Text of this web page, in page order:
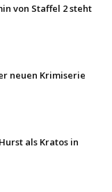
von Staffel 2 steht
neuen Krimiserie
als Kratos in